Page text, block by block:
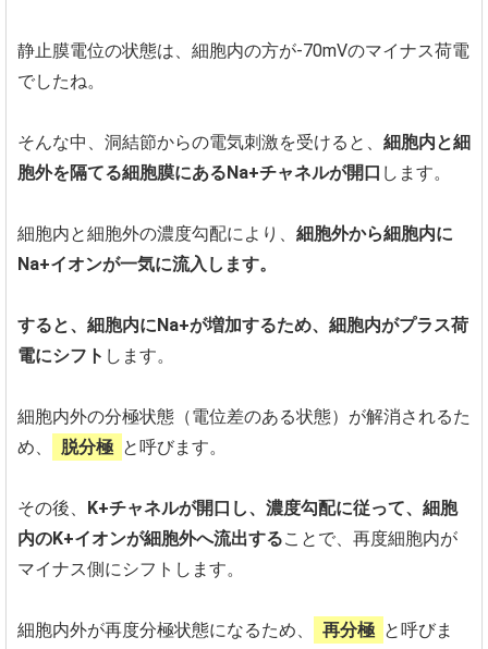
静止膜電位の状態は、細胞内の方が-70mVのマイナス荷電
でしたね。
そんな中、洞結節からの電気刺激を受けると、 細胞内と細
胞外を隔てる細胞膜にあるNa+チャネルが開口 します。
細胞内と細胞外の濃度勾配により、 細胞外から細胞内に
Na+イオンが一気に流入します。
すると、細胞内にNa+が増加するため、細胞内がプラス荷
電にシフト します。
細胞内外の分極状態（電位差のある状態）が解消されるた
め、
脱分極 と呼びます。
その後、 K+チャネルが開口し、濃度勾配に従って、細胞
内のK+イオンが細胞外へ流出することで、再度細胞内が
マイナス側にシフトします。
細胞内外が再度分極状態になるため、 再分極 と呼びま